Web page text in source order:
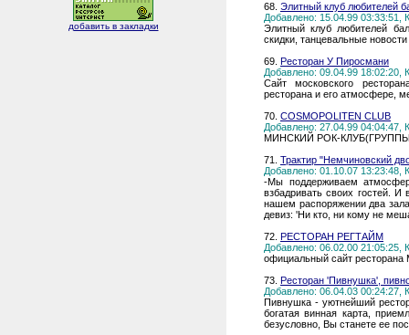
добавить в закладки
68. Элитный клуб любителей
Добавлено: 15.04.99 03:33:51,
Элитный клуб любителей
скидки, танцевальные новости
69. Ресторан У Пиросмани
Добавлено: 09.04.99 18:02:20,
Сайт московского
ресторана и его атмосфере,
70. COSMOPOLITEN CLUB
Добавлено: 27.04.99 04:04:47,
МИНСКИЙ РОК-
71. Трактир "Немчиновский
Добавлено: 01.10.07 13:23:48,
-Мы поддерживаем
взбадривать своих гостей.
нашем распоряжении два
девиз: 'Ни кто, ни кому не
72. РЕСТОРАН РЕГТАЙМ
Добавлено: 06.02.00 21:05:25,
официальный сайт ресторана
73. Ресторан 'Пивнушка',
Добавлено: 06.04.03 00:24:27,
Пивнушка - уютнейший
богатая винная карта,
безусловно, Вы станете ее